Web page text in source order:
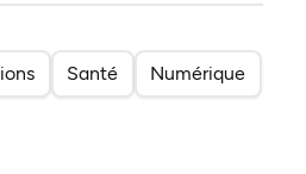
Santé Numérique